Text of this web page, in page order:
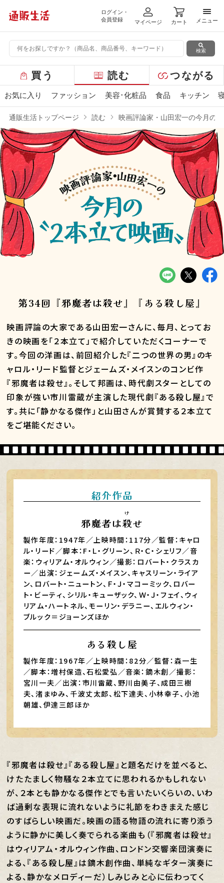
ログイン・
会員登録
マイページ カート
メニ
メニュー
検索
ー
バ
ニ
ュ
ー
買う 読む つながる
お気に入り ファッション 美容･化粧品 食品 キッチン
通販生活トップページ 読む 映画評論家・山田宏一の今月の
第34回『邪魔者は殺せ』『ある殺し屋』
映画評論の大家である山田宏一さんに、毎月、とってお
きの映画を「２本立て」で紹介していただくコーナーで
す。今回の洋画は、前回紹介した『二つの世界の男』のキ
ャロル・リード監督とジェームズ・メイスンのコンビ作
『邪魔者は殺せ』。そして邦画は、時代劇スターとしての
印象が強い市川雷蔵が主演した現代劇『ある殺し屋』で
す。共に「静かなる傑作」と山田さんが賞賛する２本立て
をご堪能ください。
紹介作品
邪魔者は殺
け
せ
製作年度：1947年／上映時間：117分／監督：キャロ
ル・リード／脚本：F・Ｌ・グリーン、Ｒ・Ｃ・シェリフ／音
楽：ウィリアム・オルウィン／撮影：ロバート・クラスカ
ー／出演：ジェームズ・メイスン、キャスリーン・ライア
ン、ロバート・ニュートン、Ｆ・Ｊ・マコーミック、ロバー
ト・ビーティ、シリル・キューザック、Ｗ・Ｊ・フェイ、ウィ
リアム・ハートネル、モーリン・デラニー、エルウィン・
ブルック＝ジョーンズほか
ある殺し屋
製作年度：1967年／上映時間：82分／監督：森一生
／脚本：増村保造、石松愛弘／音楽：鏑木創／撮影：
宮川一夫／出演：市川雷蔵、野川由美子、成田三樹
夫、渚まゆみ、千波丈太郎、松下達夫、小林幸子、小池
朝雄、伊達三郎ほか
『邪魔者は殺せ』『ある殺し屋』と題名だけを並べると、
けたたましく物騒な２本立てに思われるかもしれない
が、２本とも静かなる傑作とでも言いたいくらいの、いわ
ば過剰な表現に流れないように礼節をわきまえた感じ
のすばらしい映画だ。映画の語る物語の流れに寄り添う
ように静かに美しく奏でられる楽曲も（『邪魔者は殺せ』
はウィリアム・オルウィン作曲、ロンドン交響楽団演奏に
よる、『ある殺し屋』は鏑木創作曲、単純なギター演奏に
よる、静かなメロディーだ）しみじみと心に伝わってく